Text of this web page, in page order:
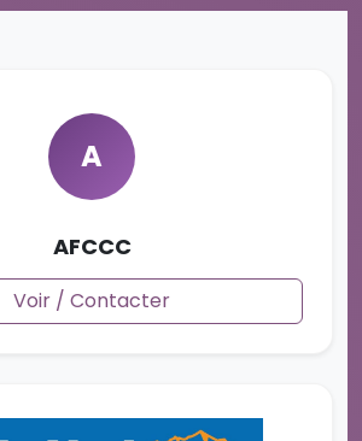
A
AFCCC
Voir / Contacter